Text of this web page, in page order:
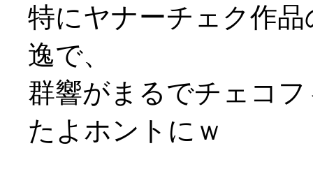
特にヤナーチェク作
逸で、
群響がまるでチェコ
たよホントにｗ